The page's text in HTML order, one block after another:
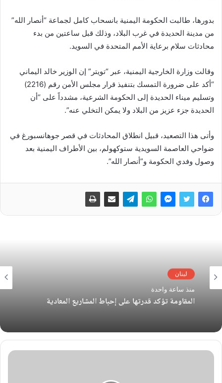
بدورها، طالبت الحكومة اليمنية بانسحاب كامل لجماعة “أنصار الله”
من مدينة الحديدة في غرب البلاد، وذلك قبل ساعتين من بدء
محادثات سلام برعاية الأمم المتحدة في السويد.
وقالت وزارة الخارجية اليمنية، عبر “تويتر” إن الوزير خالد اليماني
“أكد على ضرورة التمسك بتنفيذ قرار مجلس الأمن رقم (2216)
وتسليم ميناء الحديدة إلى الحكومة الشرعية، مشدداً على “أن
الحديدة جزء عزيز من البلاد ولا يمكن التخلي عنه”.
وأتى هذا التصعيد، قبيل انطلاق المحادثات في قصر جوهانسبورغ في
ضواحي العاصمة السويدية ستوكهولم، بين الأطراف اليمنية بعد
وصول وفدي الحكومة و”أنصار الله”.
لبنان
منذ ساعة واحدة
المقاومة تؤكد قدرتها على إحباط المشاريع المعادية